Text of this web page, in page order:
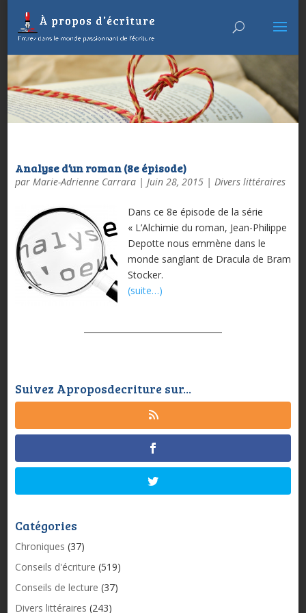
Analyse d’un roman (8e épisode)
par Marie-Adrienne Carrara| Juin 28, 2015| Divers littéraires
Dans ce 8e épisode de la série
« L’Alchimie du roman, Jean-Philippe
Depotte nous emmène dans le
monde sanglant de Dracula de Bram
Stocker.
(suite…)
Suivez Aproposdecriture sur...
Catégories
Chroniques (37)
Conseils d'écriture (519)
Conseils de lecture (37)
Divers littéraires (243)